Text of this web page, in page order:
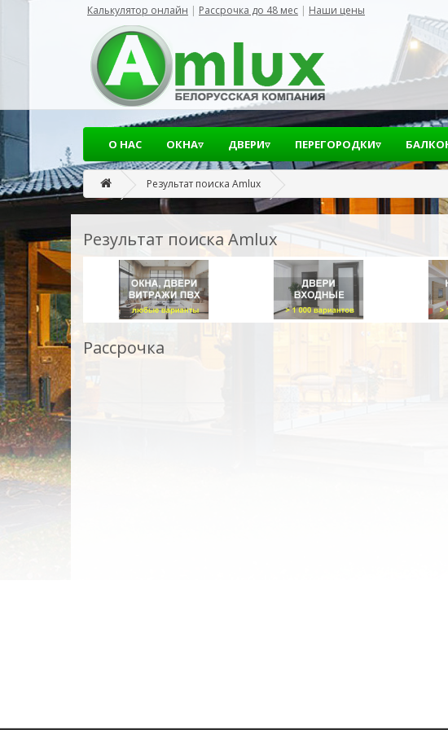
Калькулятор онлайн | Рассрочка до 48 мес | Наши цены
О НАС ОКНА▿ ДВЕРИ▿ ПЕРЕГОРОДКИ▿
Результат поиска Amlux
Результат поиска Amlux
Рассрочка